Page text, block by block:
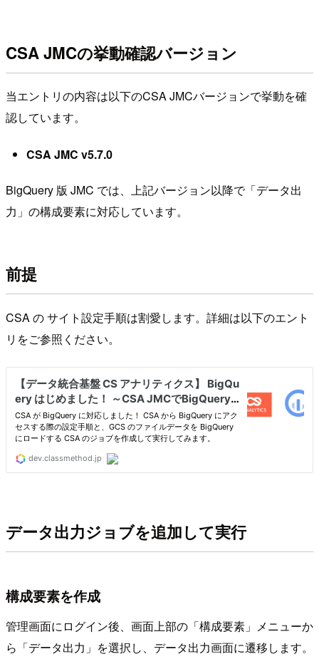
CSA JMCの挙動確認バージョン
当エントリの内容は以下のCSA JMCバージョンで挙動を確
認しています。
CSA JMC v5.7.0
BigQuery 版 JMC では、上記バージョン以降で「データ出
力」の構成要素に対応しています。
前提
CSA の サイト設定手順は割愛します。詳細は以下のエント
リをご参照ください。
データ出力ジョブを追加して実行
構成要素を作成
管理画面にログイン後、画面上部の「構成要素」メニューか
ら「データ出力」を選択し、データ出力画面に遷移します。